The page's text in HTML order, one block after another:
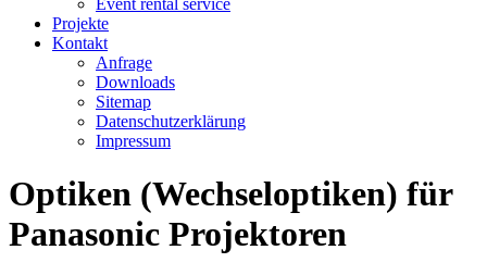
Event rental service
Projekte
Kontakt
Anfrage
Downloads
Sitemap
Datenschutzerklärung
Impressum
Optiken (Wechseloptiken) für
Panasonic Projektoren